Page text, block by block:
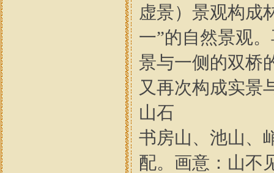
虚景）景观构成
一”的自然景观
景与一侧的双桥
又再次构成实景
山石
书房山、池山、
配。画意：山不